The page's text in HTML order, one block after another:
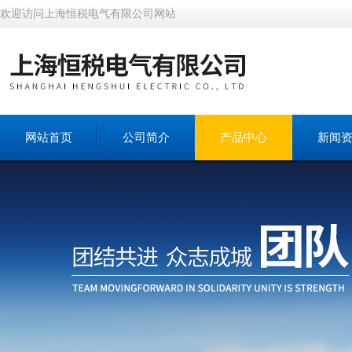
欢迎访问上海恒税电气有限公司网站
网站首页 公司简介 产品中心 新闻